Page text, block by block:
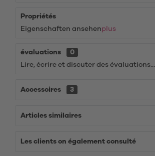
Propriétés
Eigenschaften ansehenplus
évaluations
0
Lire, écrire et discuter des évaluations...
Accessoires 3
Articles similaires
Les clients on également consulté